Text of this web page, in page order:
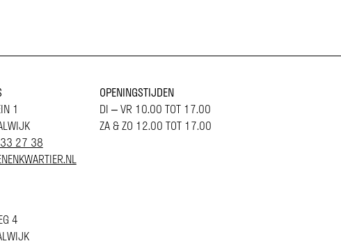
1
27 38
4
OPENINGSTIJDEN
DI – VR 10.00 TOT 17.00
ZA & ZO 12.00 TOT 17.00